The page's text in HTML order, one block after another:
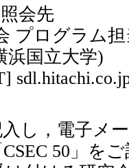
会先
プログラム
浜国立大学)
し，電子メ
50」を